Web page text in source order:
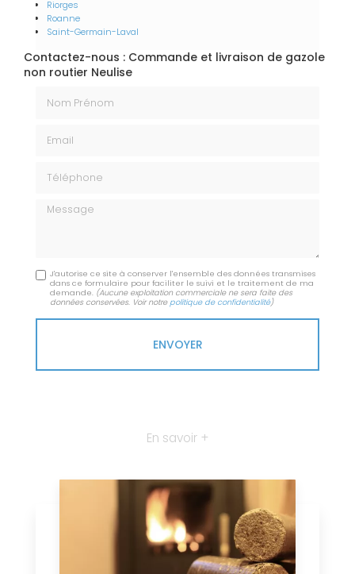
Riorges
Roanne
Saint-Germain-Laval
Contactez-nous : Commande et livraison de gazole
non routier Neulise
Message
J'autorise ce site à conserver l'ensemble des données transmises
dans ce formulaire pour faciliter le suivi et le traitement de ma
demande. (Aucune exploitation commerciale ne sera faite des
données conservées. Voir notre politique de confidentialité)
En savoir +